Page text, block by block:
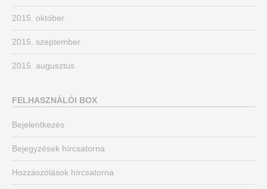
2015. október
2015. szeptember
2015. augusztus
FELHASZNÁLÓI BOX
Bejelentkezés
Bejegyzések hírcsatorna
Hozzászólások hírcsatorna